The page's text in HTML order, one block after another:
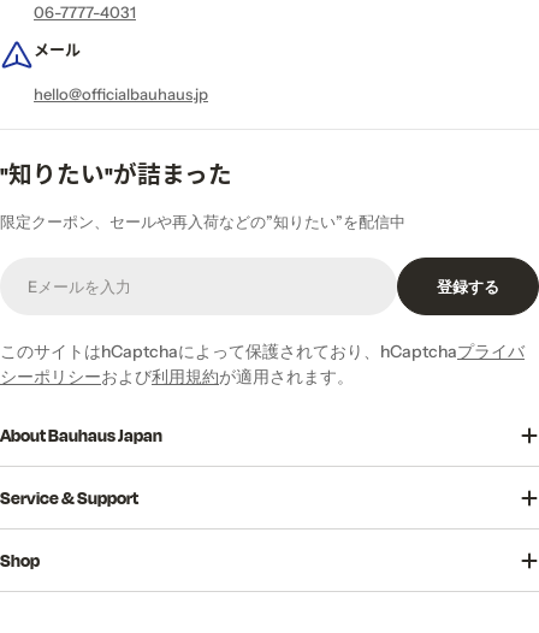
06-7777-4031
メール
hello@officialbauhaus.jp
"知りたい"が詰まった
限定クーポン、セールや再入荷などの”知りたい”を配信中
登録する
このサイトはhCaptchaによって保護されており、hCaptchaプライバ
シーポリシーおよび利用規約が適用されます。
About Bauhaus Japan
Service & Support
Shop